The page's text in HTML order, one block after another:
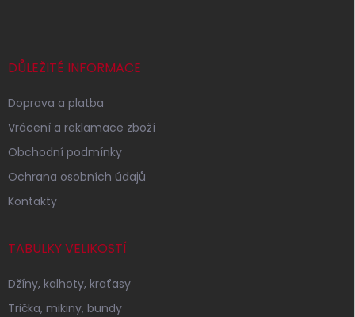
DŮLEŽITÉ INFORMACE
Doprava a platba
Vrácení a reklamace zboží
Obchodní podmínky
Ochrana osobních údajů
Kontakty
TABULKY VELIKOSTÍ
Džíny, kalhoty, kraťasy
Trička, mikiny, bundy